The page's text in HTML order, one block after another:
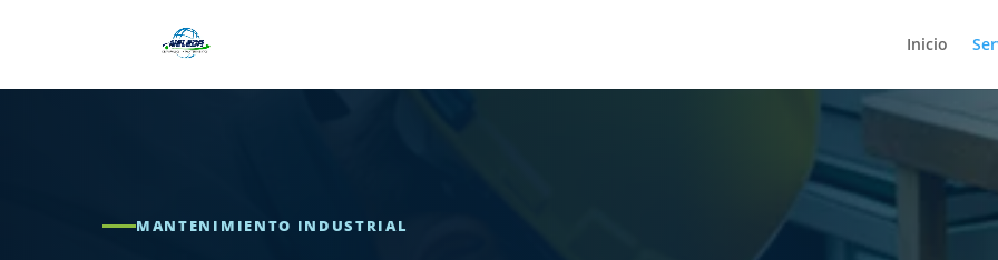
Inicio
MANTENIMIENTO INDUSTRIAL